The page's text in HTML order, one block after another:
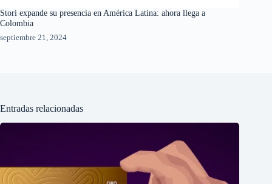
Stori expande su presencia en América Latina: ahora llega a
Colombia
septiembre 21, 2024
Entradas relacionadas